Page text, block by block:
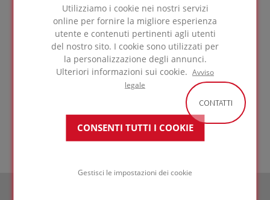
Utilizziamo i cookie nei nostri servizi
online per fornire la migliore esperienza
utente e contenuti pertinenti agli utenti
del nostro sito. I cookie sono utilizzati per
la personalizzazione degli annunci.
Ulteriori informazioni sui cookie. Avviso
legale
CONSENTI TUTTI I COOKIE
Gestisci le impostazioni dei cookie
Tetti sottoposti a carichi pesanti su
calcestruzzo
con finitura protettiva
in calcestruzzo
VAI ALLA
CONTATTI